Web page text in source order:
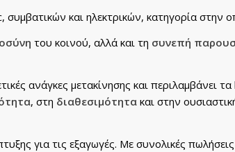
και ηλεκτρικών, κατηγορία
του κοινού, αλλά και τη συνεπή
ανάγκες μετακίνησης και περιλαμβάνει
, στη διαθεσιμότητα και στην
για τις εξαγωγές. Με συνολικές